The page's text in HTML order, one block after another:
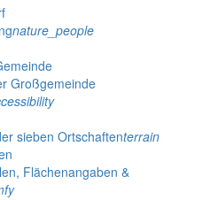
nature_people
Großgemeinde
sieben Ortschaftenterrain
Flächenangaben &